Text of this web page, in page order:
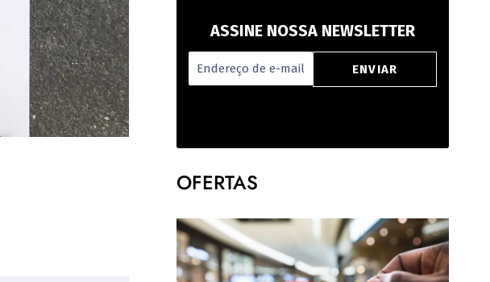
ASSINE NOSSA NEWSLETTER
OFERTAS